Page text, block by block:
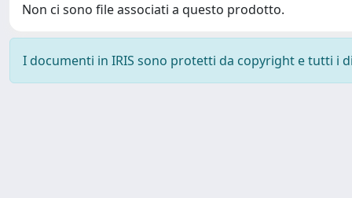
Non ci sono file associati a questo prodotto.
I documenti in IRIS sono protetti da copyright e tutti i